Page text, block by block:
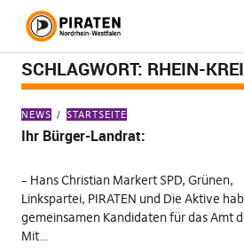
SCHLAGWORT: RHEIN-
NEWS STARTSEITE
Ihr Bürger-Landrat:
– Hans Christian Markert SPD, Grünen,
Linkspartei, PIRATEN und Die Aktive
gemeinsamen Kandidaten für das Amt
Mit…